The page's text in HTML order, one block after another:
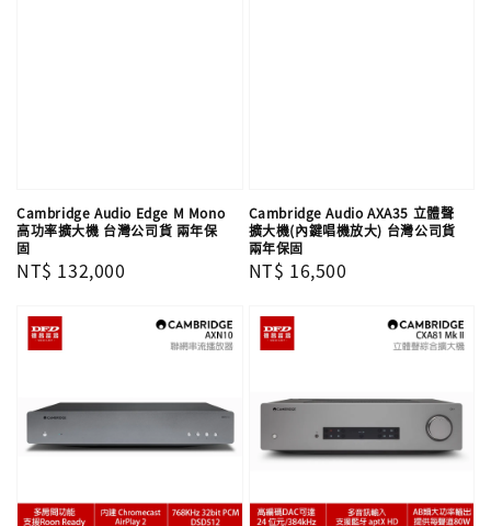
Cambridge Audio Edge M Mono
高功率擴大機 台灣公司貨 兩年保
固
Regular
NT$ 132,000
Cambridge Audio AXA35 立體聲
擴大機(內鍵唱機放大) 台灣公司貨
兩年保固
Regular
NT$ 16,500